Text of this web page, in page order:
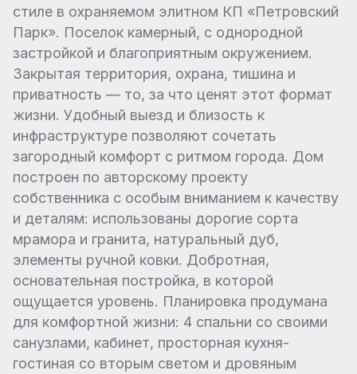
стиле в охраняемом элитном КП «Петровский
Парк». Поселок камерный, с однородной
застройкой и благоприятным окружением.
Закрытая территория, охрана, тишина и
приватность — то, за что ценят этот формат
жизни. Удобный выезд и близость к
инфраструктуре позволяют сочетать
загородный комфорт с ритмом города. Дом
построен по авторскому проекту
собственника с особым вниманием к качеству
и деталям: использованы дорогие сорта
мрамора и гранита, натуральный дуб,
элементы ручной ковки. Добротная,
основательная постройка, в которой
ощущается уровень. Планировка продумана
для комфортной жизни: 4 спальни со своими
санузлами, кабинет, просторная кухня-
гостиная со вторым светом и дровяным